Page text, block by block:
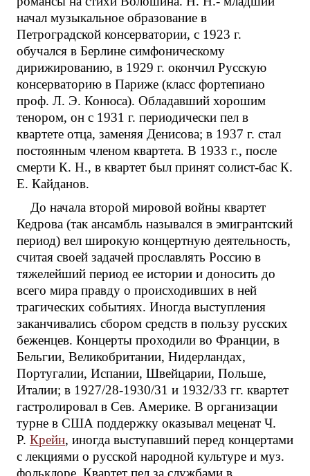
начал музыкальное образование в
Петроградской консерватории, с 1923 г.
обучался в Берлине симфоническому
дирижированию, в 1929 г. окончил Русскую
консерваторию в Париже (класс фортепиано
проф. Л. Э. Конюса). Обладавший хорошим
тенором, он с 1931 г. периодически пел в
квартете отца, заменяя Денисова; в 1937 г. стал
постоянным членом квартета. В 1933 г., после
смерти К. Н., в квартет был принят солист-бас К.
Е. Кайданов.
До начала второй мировой войны квартет
Кедрова (так ансамбль назывался в эмигрантский
период) вел широкую концертную деятельность,
считая своей задачей прославлять Россию в
тяжелейший период ее истории и доносить до
всего мира правду о происходивших в ней
трагических событиях. Иногда выступления
заканчивались сбором средств в пользу русских
беженцев. Концерты проходили во Франции, в
Бельгии, Великобритании, Нидерландах,
Португалии, Испании, Швейцарии, Польше,
Италии; в 1927/28-1930/31 и 1932/33 гг. квартет
гастролировал в Сев. Америке. В организации
турне в США поддержку оказывал меценат Ч.
Р. Крейн, иногда выступавший перед концертами
с лекциями о русской народной культуре и муз.
фольклоре. Квартет пел за службами в